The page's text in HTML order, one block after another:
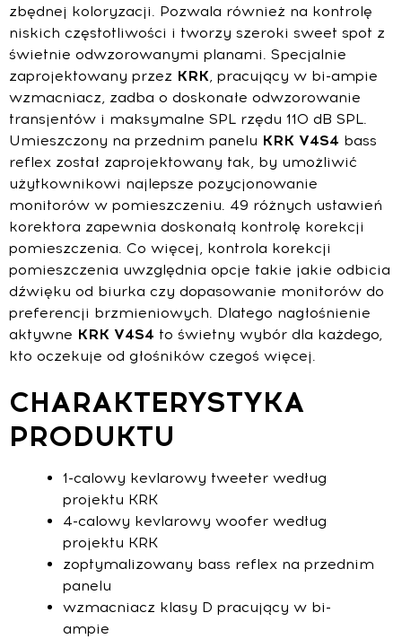
zbędnej koloryzacji. Pozwala również na kontrolę
niskich częstotliwości i tworzy szeroki sweet spot z
świetnie odwzorowanymi planami. Specjalnie
zaprojektowany przez KRK, pracujący w bi-ampie
wzmacniacz, zadba o doskonałe odwzorowanie
transjentów i maksymalne SPL rzędu 110 dB SPL.
Umieszczony na przednim panelu KRK V4S4 bass
reflex został zaprojektowany tak, by umożliwić
użytkownikowi najlepsze pozycjonowanie
monitorów w pomieszczeniu. 49 różnych ustawień
korektora zapewnia doskonałą kontrolę korekcji
pomieszczenia. Co więcej, kontrola korekcji
pomieszczenia uwzględnia opcje takie jakie odbicia
dźwięku od biurka czy dopasowanie monitorów do
preferencji brzmieniowych. Dlatego nagłośnienie
aktywne KRK V4S4 to świetny wybór dla każdego,
kto oczekuje od głośników czegoś więcej.
CHARAKTERYSTYKA
PRODUKTU
1-calowy kevlarowy tweeter według
projektu KRK
4-calowy kevlarowy woofer według
projektu KRK
zoptymalizowany bass reflex na przednim
panelu
wzmacniacz klasy D pracujący w bi-
ampie